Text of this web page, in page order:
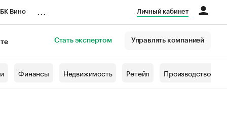
Вино Личный кабинет
Стать экспертом Управлять компанией
Финансы Недвижимость Ретейл Производство